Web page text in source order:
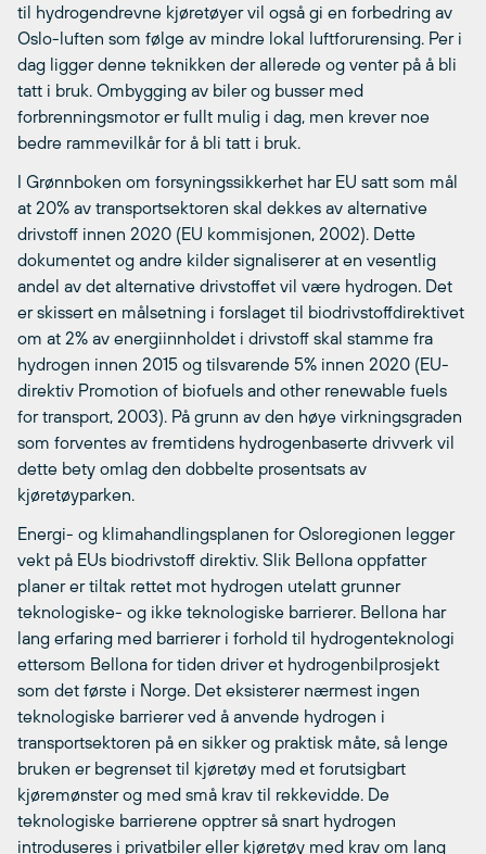
til hydrogendrevne kjøretøyer vil også gi en forbedring av
Oslo-luften som følge av mindre lokal luftforurensing. Per i
dag ligger denne teknikken der allerede og venter på å bli
tatt i bruk. Ombygging av biler og busser med
forbrenningsmotor er fullt mulig i dag, men krever noe
bedre rammevilkår for å bli tatt i bruk.
I Grønnboken om forsyningssikkerhet har EU satt som mål
at 20% av transportsektoren skal dekkes av alternative
drivstoff innen 2020 (EU kommisjonen, 2002). Dette
dokumentet og andre kilder signaliserer at en vesentlig
andel av det alternative drivstoffet vil være hydrogen. Det
er skissert en målsetning i forslaget til biodrivstoffdirektivet
om at 2% av energiinnholdet i drivstoff skal stamme fra
hydrogen innen 2015 og tilsvarende 5% innen 2020 (EU-
direktiv Promotion of biofuels and other renewable fuels
for transport, 2003). På grunn av den høye virkningsgraden
som forventes av fremtidens hydrogenbaserte drivverk vil
dette bety omlag den dobbelte prosentsats av
kjøretøyparken.
Energi- og klimahandlingsplanen for Osloregionen legger
vekt på EUs biodrivstoff direktiv. Slik Bellona oppfatter
planer er tiltak rettet mot hydrogen utelatt grunner
teknologiske- og ikke teknologiske barrierer. Bellona har
lang erfaring med barrierer i forhold til hydrogenteknologi
ettersom Bellona for tiden driver et hydrogenbilprosjekt
som det første i Norge. Det eksisterer nærmest ingen
teknologiske barrierer ved å anvende hydrogen i
transportsektoren på en sikker og praktisk måte, så lenge
bruken er begrenset til kjøretøy med et forutsigbart
kjøremønster og med små krav til rekkevidde. De
teknologiske barrierene opptrer så snart hydrogen
introduseres i privatbiler eller kjøretøy med krav om lang